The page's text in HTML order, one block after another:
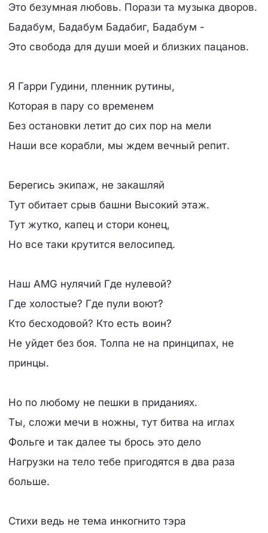
Это безумная любовь. Порази та музыка дворов.
Бадабум, Бадабум Бадабиг, Бадабум -
Это свобода для души моей и близких пацанов.
Я Гарри Гудини, пленник рутины,
Которая в пару со временем
Без остановки летит до сих пор на мели
Наши все корабли, мы ждем вечный репит.
Берегись экипаж, не закашляй
Тут обитает срыв башни Высокий этаж.
Тут жутко, капец и стори конец,
Но все таки крутится велосипед.
Наш AMG нулячий Где нулевой?
Где холостые? Где пули воют?
Кто бесходовой? Кто есть воин?
Не уйдет без боя. Толпа не на принципах, не
принцы.
Но по любому не пешки в приданиях.
Ты, сложи мечи в ножны, тут битва на иглах
Фольге и так далее ты брось это дело
Нагрузки на тело тебе пригодятся в два раза
больше.
Стихи ведь не тема инкогнито тэра